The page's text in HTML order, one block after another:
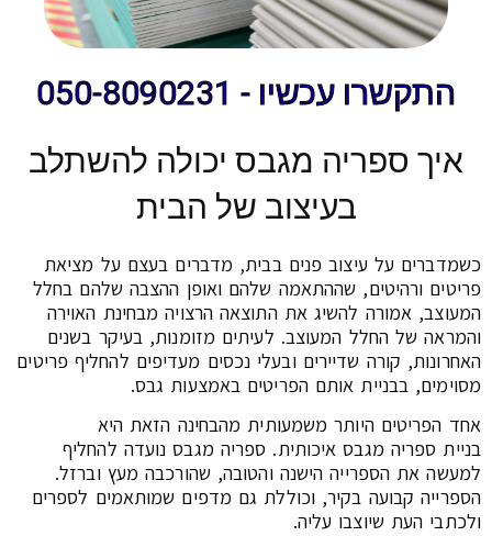
התקשרו עכשיו - 050-8090231
איך ספריה מגבס יכולה להשתלב
בעיצוב של הבית
כשמדברים על עיצוב פנים בבית, מדברים בעצם על מציאת
פריטים ורהיטים, שההתאמה שלהם ואופן ההצבה שלהם בחלל
המעוצב, אמורה להשיג את התוצאה הרצויה מבחינת האוירה
והמראה של החלל המעוצב. לעיתים מזומנות, בעיקר בשנים
האחרונות, קורה שדיירים ובעלי נכסים מעדיפים להחליף פריטים
מסוימים, בבניית אותם הפריטים באמצעות גבס.
אחד הפריטים היותר משמעותית מהבחינה הזאת היא
בניית ספריה מגבס איכותית. ספריה מגבס נועדה להחליף
למעשה את הספרייה הישנה והטובה, שהורכבה מעץ וברזל.
הספרייה קבועה בקיר, וכוללת גם מדפים שמותאמים לספרים
ולכתבי העת שיוצבו עליה.